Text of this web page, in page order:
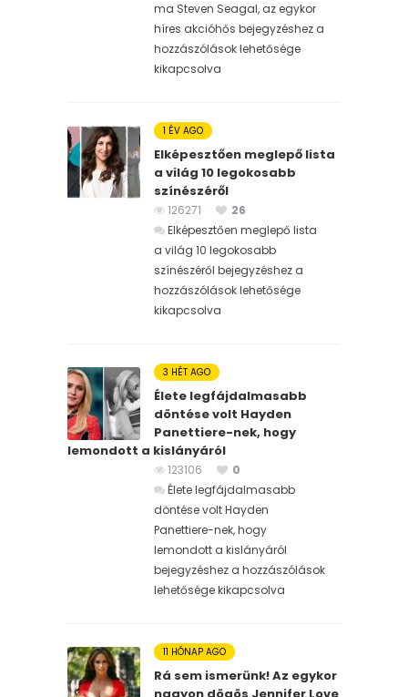
ma Steven Seagal, az egykor
híres akcióhős bejegyzéshez a
hozzászólások lehetősége
kikapcsolva
1 ÉV AGO
Elképesztően meglepő lista
a világ 10 legokosabb
színészéről
126271
26
Elképesztően meglepő lista
a világ 10 legokosabb
színészéről bejegyzéshez a
hozzászólások lehetősége
kikapcsolva
3 HÉT AGO
Élete legfájdalmasabb
döntése volt Hayden
Panettiere-nek, hogy
lemondott a kislányáról
123106
0
Élete legfájdalmasabb
döntése volt Hayden
Panettiere-nek, hogy
lemondott a kislányáról
bejegyzéshez a hozzászólások
lehetősége kikapcsolva
11 HÓNAP AGO
Rá sem ismerünk! Az egykor